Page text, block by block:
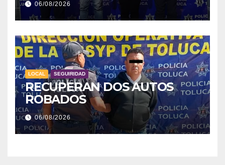
06/08/2026
LOCAL SEGUIRIDAD
RECUPERAN DOS AUTOS
ROBADOS
06/08/2026